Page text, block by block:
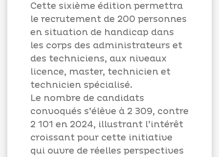
Cette sixième édition permettra
le recrutement de 200 personnes
en situation de handicap dans
les corps des administrateurs et
des techniciens, aux niveaux
licence, master, technicien et
technicien spécialisé.
Le nombre de candidats
convoqués s’élève à 2 309, contre
2 101 en 2024, illustrant l’intérêt
croissant pour cette initiative
qui ouvre de réelles perspectives